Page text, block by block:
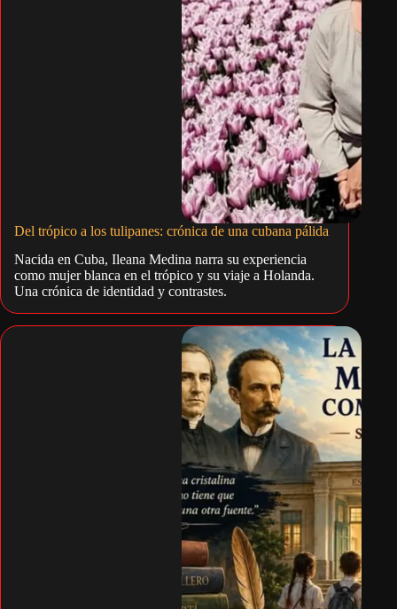
Del trópico a los tulipanes: crónica de una cubana pálida
Nacida en Cuba, Ileana Medina narra su experiencia
como mujer blanca en el trópico y su viaje a Holanda.
Una crónica de identidad y contrastes.